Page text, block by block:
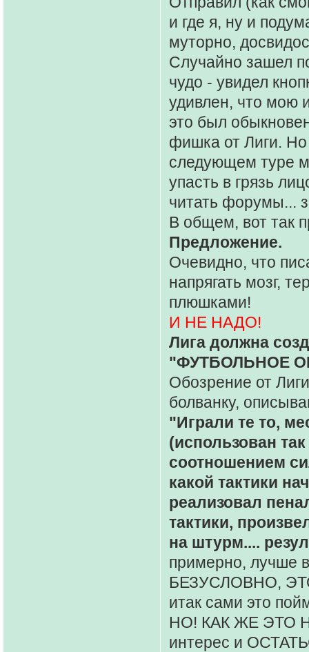
и где я, ну и
муторно,
Случайно зашел
чудо - увидел
удивлен, что мою
это был
фишка от Лиги.
следующем туре
упасть в грязь
читать форумы...
В общем, вот так
Предложение.
Очевидно, что
напрягать мозг,
плюшками!
И НЕ НАДО!
Лига должна
"ФУТБОЛЬНОЕ
Обозрение от
болванку,
"Играли те то,
(использован
соотношением
какой тактики
реализовал
тактики,
на штурм....
примерно, лучше
БЕЗУСЛОВНО,
итак сами это
НО! КАК ЖЕ ЭТО
интерес и